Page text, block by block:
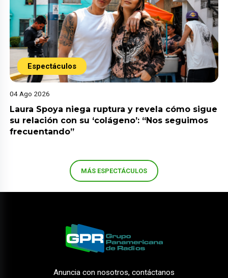
Espectáculos
04 Ago 2026
Laura Spoya niega ruptura y revela cómo sigue
su relación con su ‘colágeno’: “Nos seguimos
frecuentando”
MÁS ESPECTÁCULOS
Anuncia con nosotros, contáctanos